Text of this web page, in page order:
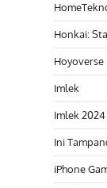
Honkai:
Hoyoverse
Imlek
Imlek 2024
Ini
iPhone